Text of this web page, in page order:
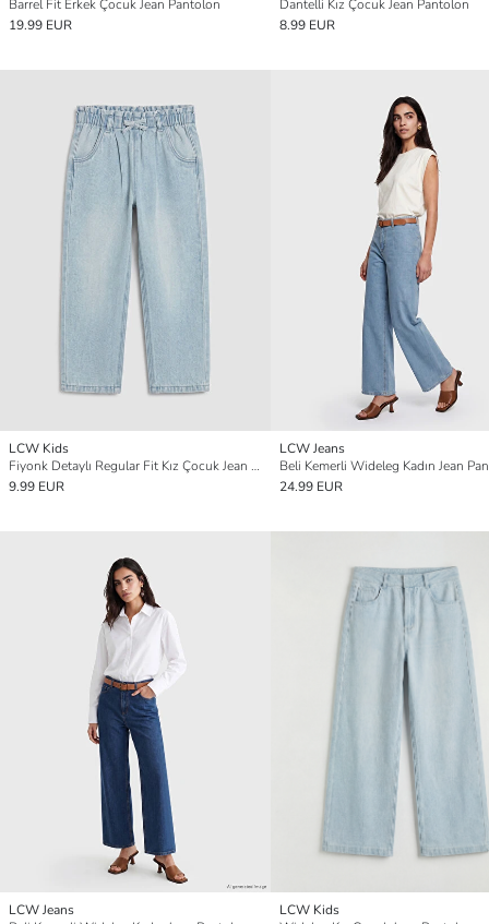
Barrel Fit Erkek Çocuk Jean Pantolon
19.99 EUR
Dantelli Kız Çocuk Jean Pantolon
8.99 EUR
LCW Kids
Fiyonk Detaylı Regular Fit Kız Çocuk Jean Pantolon
9.99 EUR
LCW Jeans
Beli Kemerli Wideleg Kadın Jean
24.99 EUR
LCW Jeans
LCW Kids